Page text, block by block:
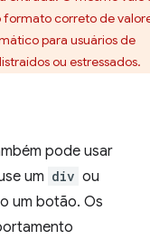
correto de
para usuários de
ou estressados.
pode usar
um div ou
um botão. Os